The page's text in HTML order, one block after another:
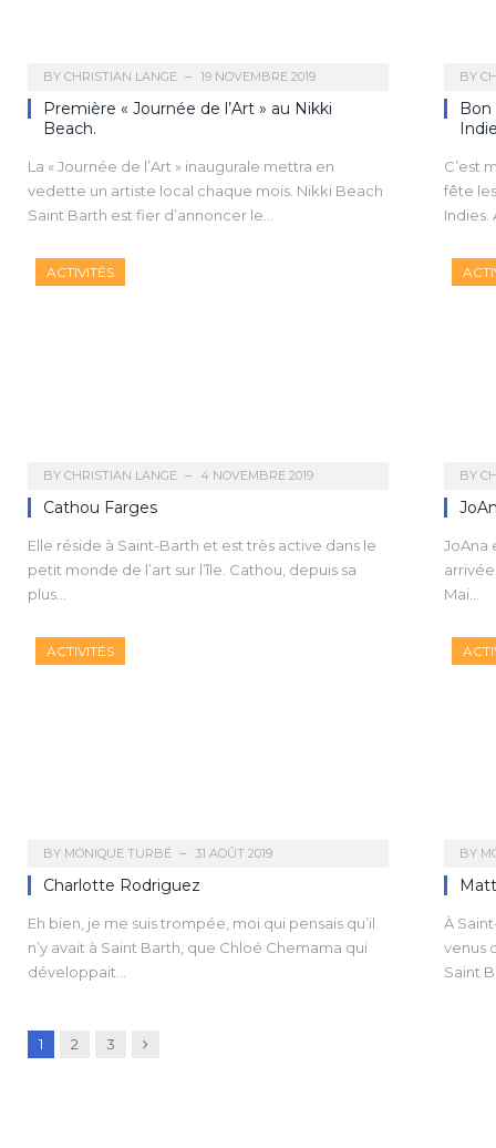
BY CHRISTIAN LANGE 19 NOVEMBRE 2019
Première « Journée de l’Art » au Nikki
Beach.
La « Journée de l’Art » inaugurale mettra en
vedette un artiste local chaque mois. Nikki Beach
Saint Barth est fier d’annoncer le…
BY
Bon
C’est
fête
Indies.
ACTIVITÉS
BY CHRISTIAN LANGE 4 NOVEMBRE 2019
Cathou Farges
Elle réside à Saint-Barth et est très active dans le
petit monde de l’art sur l’île. Cathou, depuis sa
plus…
BY
JoAna
Mai…
ACTIVITÉS
BY MONIQUE TURBÉ 31 AOÛT 2019
Charlotte Rodriguez
Eh bien, je me suis trompée, moi qui pensais qu’il
n’y avait à Saint Barth, que Chloé Chemama qui
développait…
BY
À
venus
Saint
1 2 3 Next